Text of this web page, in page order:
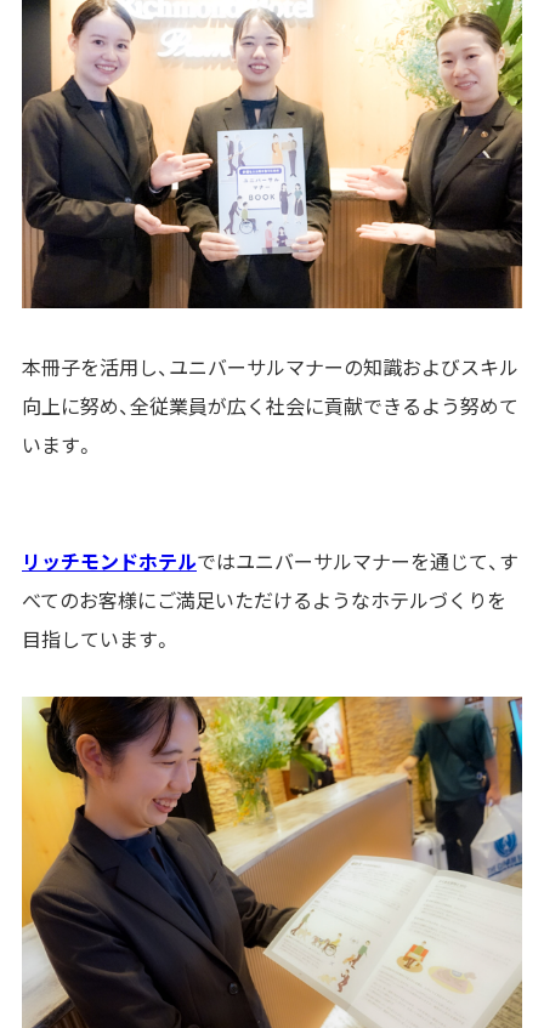
本冊子を活用し、ユニバーサルマナーの知識およびスキル
向上に努め、全従業員が広く社会に貢献できるよう努めて
います。
リッチモンドホテルではユニバーサルマナーを通じて、す
べてのお客様にご満足いただけるようなホテルづくりを
目指しています。